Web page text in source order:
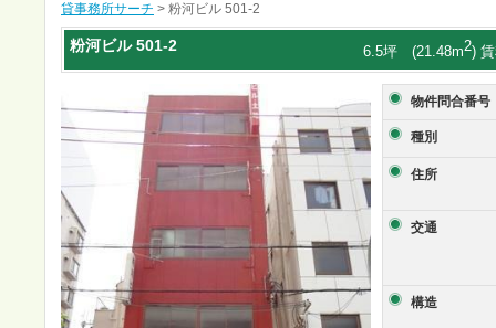
貸事務所サーチ > 粉河ビル 501-2
粉河ビル501-2 6.5坪 (21.48m2)
物件問合番号
種別
住所
交通
構造